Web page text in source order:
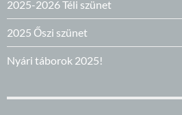
2025-2026 Téli szünet
2025 Őszi szünet
Nyári táborok 2025!